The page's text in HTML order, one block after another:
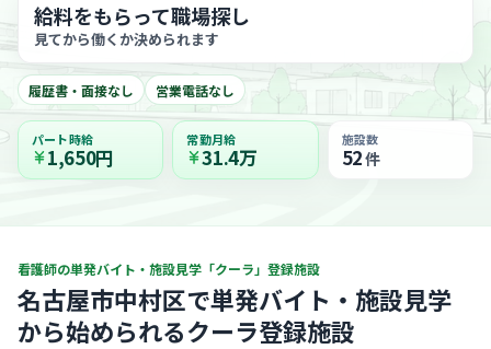
給料をもらって職場探し
見てから働くか決められます
履歴書・面接なし 営業電話なし
パート時給
1,650円
常勤月給
31.4万
施設数
52件
看護師の単発バイト・施設見学「クーラ」登録施設
名古屋市中村区で単発バイト・施設見学
から始められるクーラ登録施設